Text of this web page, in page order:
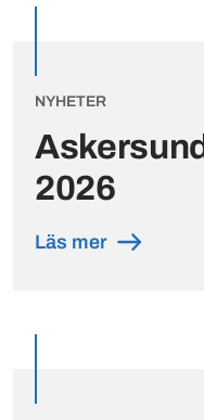
2026
NYHETER
Läs mer